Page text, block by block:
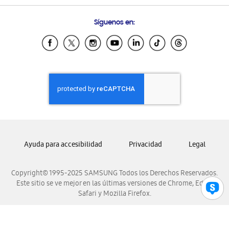
Samsung Ecuador
Samsung El Salvador
Samsung Honduras
Samsung Nicaragua
Samsung Panamá
Samsung Venezuela
Síguenos en:
Copyright© 1995-2025 SAMSUNG Todos los Derechos Reservados.
Este sitio se ve mejor en las últimas versiones de Chrome, Edge,
Safari y Mozilla Firefox.
Ayuda para accesibilidad Privacidad Legal